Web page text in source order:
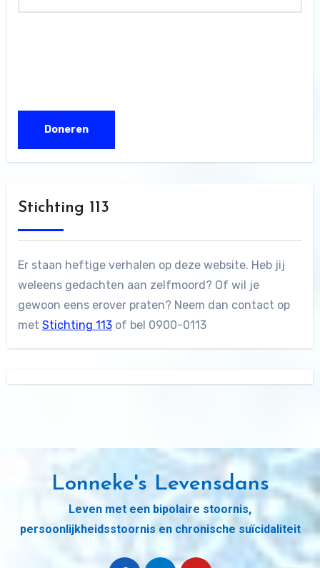
Stichting 113
Er staan heftige verhalen op deze website. Heb jij
weleens gedachten aan zelfmoord? Of wil je
gewoon eens erover praten? Neem dan contact op
met Stichting 113of bel 0900-0113
Lonneke's Levensdans
Leven met een bipolaire stoornis,
persoonlijkheidsstoornis en chronische suïcidaliteit